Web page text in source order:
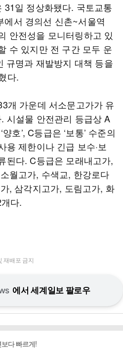
일 정상화됐다. 국토교통
에서 경의선 신촌~서울역
안전성을 모니터링하고 있
수 있지만 전 구간 모두 운
규명과 재발방지 대책 등을
다.
개 가운데 서소문고가가 유
시설물 안전관리 등급상 A
호’, C등급은 ‘보통’ 수준의
용 제한이나 긴급 보수·보
된다. C등급은 모래내고가,
월고가, 수색교, 한강로다
, 삼각지고가, 도림고가, 화
다.
재배포 금지
에서 세계일보 팔로우
다 빠르게!